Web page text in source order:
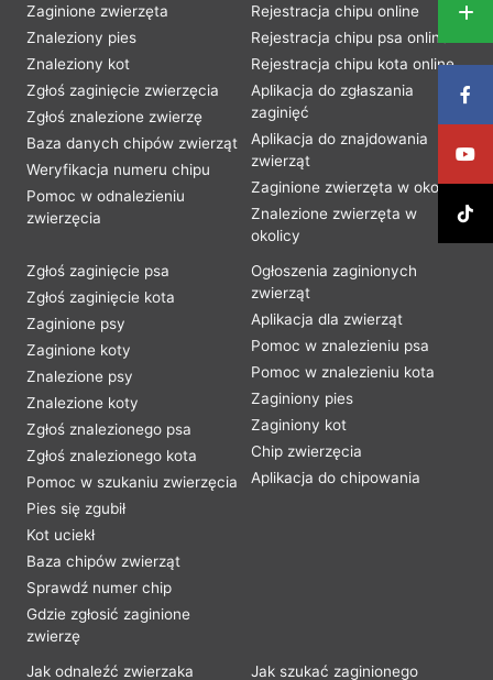
Zaginione zwierzęta
Znaleziony pies
Znaleziony kot
Zgłoś zaginięcie zwierzęcia
Zgłoś znalezione zwierzę
Baza danych chipów zwierząt
Weryfikacja numeru chipu
Pomoc w odnalezieniu
zwierzęcia
Rejestracja chipu online
Rejestracja chipu psa online
Rejestracja chipu kota online
Aplikacja do zgłaszania
zaginięć
Aplikacja do znajdowania
zwierząt
Zaginione zwierzęta w okolicy
Znalezione zwierzęta w
okolicy
Zgłoś zaginięcie psa
Zgłoś zaginięcie kota
Zaginione psy
Zaginione koty
Znalezione psy
Znalezione koty
Zgłoś znalezionego psa
Zgłoś znalezionego kota
Pomoc w szukaniu zwierzęcia
Pies się zgubił
Kot uciekł
Baza chipów zwierząt
Sprawdź numer chip
Gdzie zgłosić zaginione
zwierzę
Ogłoszenia zaginionych
zwierząt
Aplikacja dla zwierząt
Pomoc w znalezieniu psa
Pomoc w znalezieniu kota
Zaginiony pies
Zaginiony kot
Chip zwierzęcia
Aplikacja do chipowania
Jak odnaleźć zwierzaka Jak szukać zaginionego